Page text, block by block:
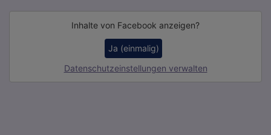
Inhalte von Facebook anzeigen?
Ja (einmalig)
Datenschutzeinstellungen verwalten